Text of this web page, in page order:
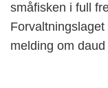
småfisken i full
melding om daud